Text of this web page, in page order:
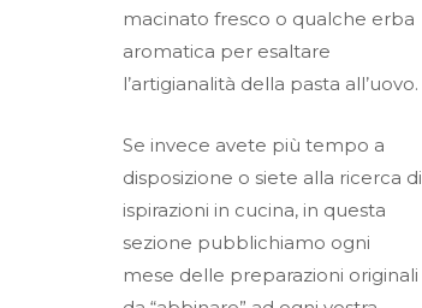
macinato fresco o qualche erba
aromatica per esaltare
l’artigianalità della pasta all’uovo.
Se invece avete più tempo a
disposizione o siete alla ricerca di
ispirazioni in cucina, in questa
sezione pubblichiamo ogni
mese delle preparazioni originali